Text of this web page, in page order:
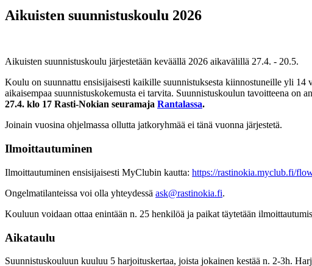
Aikuisten suunnistuskoulu 2026
Aikuisten suunnistuskoulu järjestetään keväällä 2026 aikavälillä 27.4. - 20.5.
Koulu on suunnattu ensisijaisesti kaikille suunnistuksesta kiinnostuneille yli
aikaisempaa suunnistuskokemusta ei tarvita. Suunnistuskoulun tavoitteena on
27.4. klo 17 Rasti-Nokian seuramaja Rantalassa.
Joinain vuosina ohjelmassa ollutta jatkoryhmää ei tänä vuonna järjestetä.
Ilmoittautuminen
Ilmoittautuminen ensisijaisesti MyClubin kautta: https://rastinokia.myclub.fi/
Ongelmatilanteissa voi olla yhteydessä ask@rastinokia.fi.
Kouluun voidaan ottaa enintään n. 25 henkilöä ja paikat täytetään
Aikataulu
Suunnistuskouluun kuuluu 5 harjoituskertaa, joista jokainen kestää n. 2-3h.